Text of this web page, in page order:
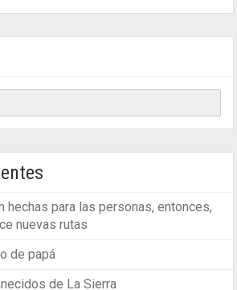
hechas para las personas, entonces,
nuevas rutas
de papá
de La Sierra